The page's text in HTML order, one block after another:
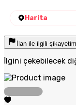
Harita
İlan ile ilgili
İlgini çekebilecek